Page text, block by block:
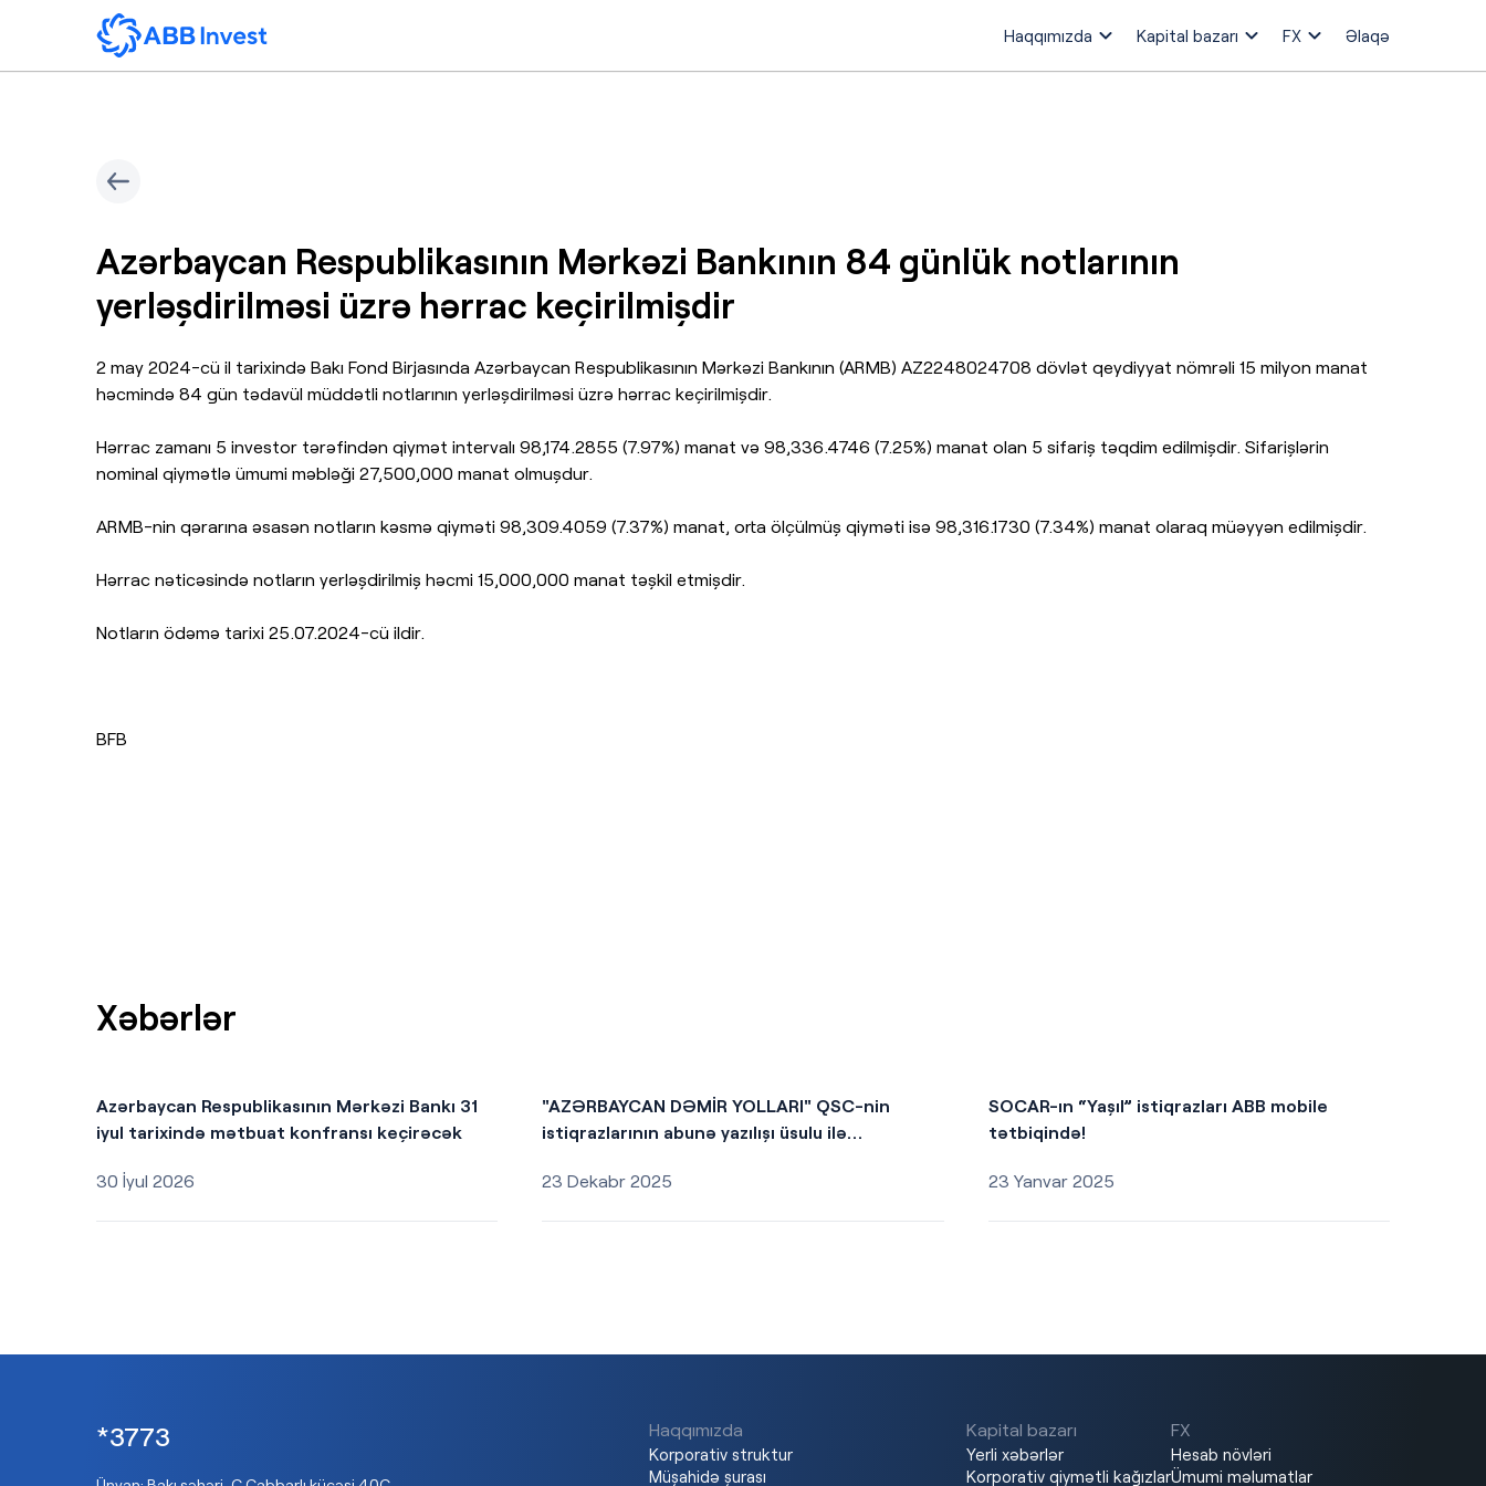
Haqqımızda Kapital bazarı FX Əlaqə
Azərbaycan Respublikasının Mərkəzi Bankının 84 günlük notlarının
yerləşdirilməsi üzrə hərrac keçirilmişdir
2 may 2024-cü il tarixində Bakı Fond Birjasında Azərbaycan Respublikasının Mərkəzi Bankının (ARMB) AZ2248024708 dövlət qeydiyyat nömrəli 15 milyon manat
həcmində 84 gün tədavül müddətli notlarının yerləşdirilməsi üzrə hərrac keçirilmişdir.
Hərrac zamanı 5 investor tərəfindən qiymət intervalı 98,174.2855 (7.97%) manat və 98,336.4746 (7.25%) manat olan 5 sifariş təqdim edilmişdir. Sifarişlərin
nominal qiymətlə ümumi məbləği 27,500,000 manat olmuşdur.
ARMB-nin qərarına əsasən notların kəsmə qiyməti 98,309.4059 (7.37%) manat, orta ölçülmüş qiyməti isə 98,316.1730 (7.34%) manat olaraq müəyyən edilmişdir.
Hərrac nəticəsində notların yerləşdirilmiş həcmi 15,000,000 manat təşkil etmişdir.
Notların ödəmə tarixi 25.07.2024-cü ildir.
BFB
Xəbərlər
Azərbaycan Respublikasının Mərkəzi Bankı 31
iyul tarixində mətbuat konfransı keçirəcək
30 İyul 2026
"AZƏRBAYCAN DƏMİR YOLLARI" QSC-nin
istiqrazlarının abunə yazılışı üsulu ilə
23 Dekabr 2025
SOCAR-ın “Yaşıl” istiqrazları ABB mobile
tətbiqində!
23 Yanvar 2025
*3773 Haqqımızda
Korporativ struktur
Müşahidə şurası
Kapital bazarı
Yerli xəbərlər
Korporativ qiymətli kağızlar
FX
Hesab növləri
Ümumi məlumatlar